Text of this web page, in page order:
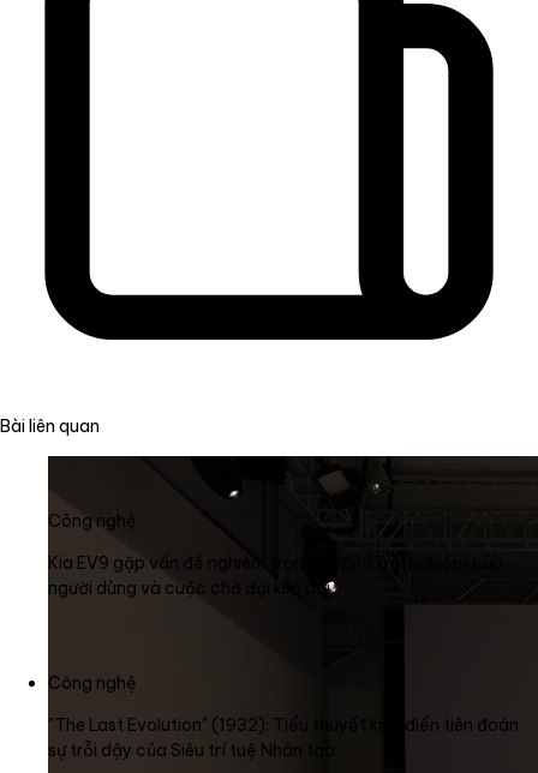
Bài liên quan
Công nghệ
Kia EV9 gặp vấn đề nghiêm trọng về pin: Trải nghiệm của
người dùng và cuộc chờ đợi kéo dài
Công nghệ
"The Last Evolution" (1932): Tiểu thuyết kinh điển tiên đoán
sự trỗi dậy của Siêu trí tuệ Nhân tạo